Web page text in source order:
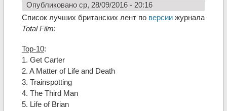
Опубликовано ср, 28/09/2016 - 20:16
Список лучших британских лент по версиижурнала
Total Film:
Top-10:
1. Get Carter
2. A Matter of Life and Death
3. Trainspotting
4. The Third Man
5. Life of Brian